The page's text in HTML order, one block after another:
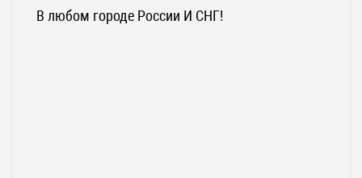
В любом городе России И СНГ!